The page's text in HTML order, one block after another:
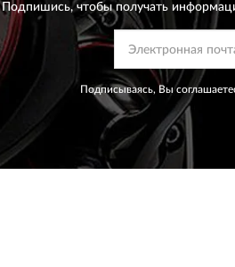
Подпишись, чтобы получать
Подписываясь, Вы